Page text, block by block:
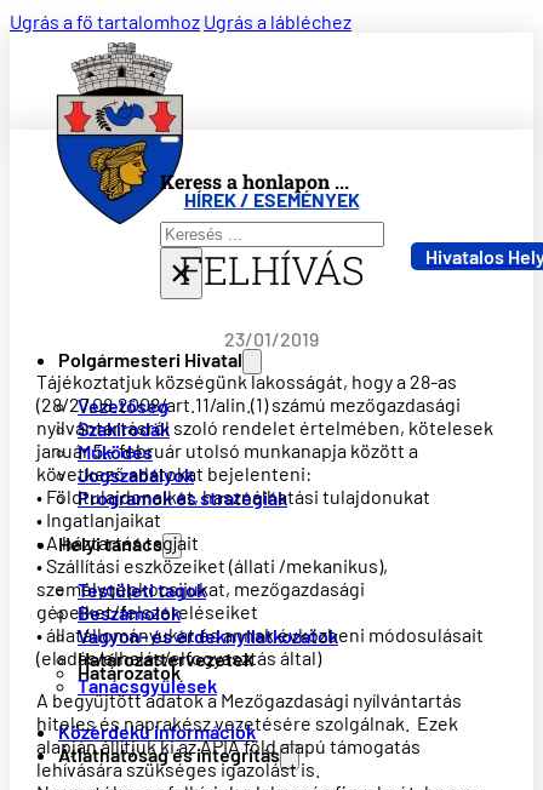
Ugrás a fő tartalomhoz Ugrás a lábléchez
Keress a honlapon ...
Keresés
×
Polgármesteri Hivatal
Vezetőség
Szakirodák
Működés
Jogszabályok
Programok és stratégiák
Helyi tanács
Testületi tagok
Beszámolók
Vagyon- és érdeknyilatkozatok
Határozattervezetek
Határozatok
Tanácsgyűlések
Közérdekű információk
Átláthatóság és integritás
Hivatalos
HÍREK / ESEMÉNYEK
FELHÍVÁS
23/01/2019
Tájékoztatjuk községünk lakosságát, hogy a 28-as
(28/27.08.2008/art.11/alin.(1) számú mezőgazdasági
nyilvántartásról szoló rendelet értelmében, kötelesek
január 5.- február utolsó munkanapja között a
következő adatokat bejelenteni:
• Földtulajdonaikat, használhatási tulajdonukat
• Ingatlanjaikat
• A háztartás tagjait
• Szállítási eszközeiket (állati /mekanikus),
személygépkocsijukat, mezőgazdasági
gépeiket/felszereléseiket
• állatállományukat és annak évközbeni módosulásait
(eladás/elhalás/elfogyasztás által)
A begyűjtött adatok a Mezőgazdasági nyílvántartás
hiteles és naprakész vezetésére szolgálnak. Ezek
alapján állítjuk ki az APIA föld alapú támogatás
lehívására szükséges igazolást is.